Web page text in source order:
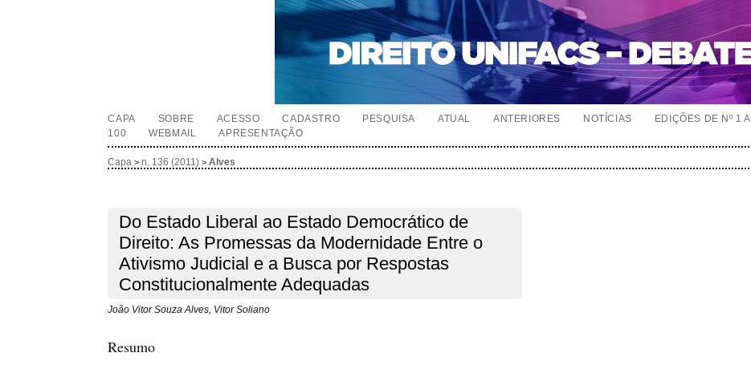
CAPA SOBRE ACESSO CADASTRO PESQUISA ATUAL ANTERIORES NOTÍCIAS
EDIÇÕES DE Nº 1 A
100
WEBMAIL APRESENTAÇÃO
Capa >n. 136 (2011) >Alves
Do Estado Liberal ao Estado Democrático de
Direito: As Promessas da Modernidade Entre o
Ativismo Judicial e a Busca por Respostas
Constitucionalmente Adequadas
João Vitor Souza Alves, Vitor Soliano
Resumo